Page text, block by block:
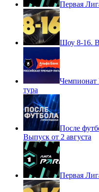
Первая
Шоу 8-16.
Чемпионат
тура
После
Выпуск от 2 августа
Первая